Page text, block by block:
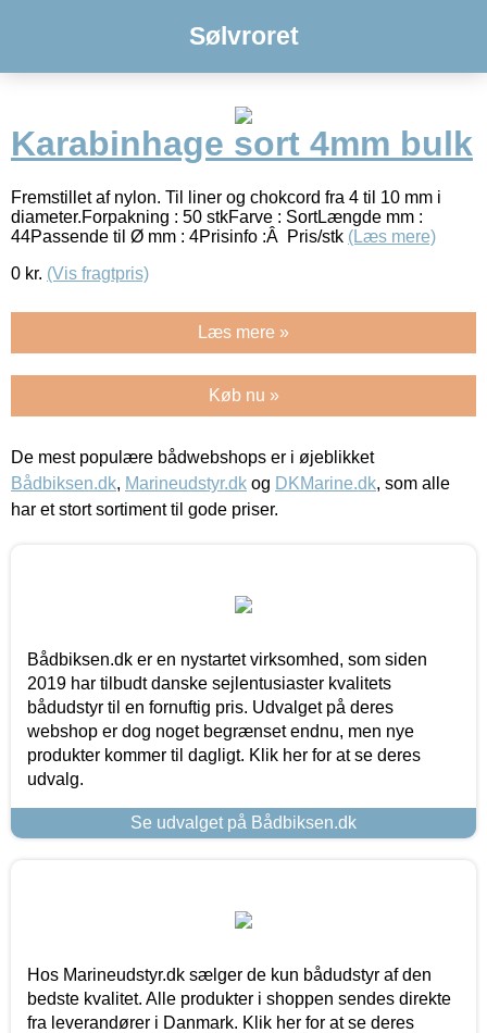
Sølvroret
Karabinhage sort 4mm bulk
Fremstillet af nylon. Til liner og chokcord fra 4 til 10 mm i
diameter.Forpakning : 50 stkFarve : SortLængde mm :
44Passende til Ø mm : 4Prisinfo :Â Pris/stk (Læs mere)
0 kr. (Vis fragtpris)
Læs mere »
Køb nu »
De mest populære bådwebshops er i øjeblikket
Bådbiksen.dk, Marineudstyr.dk og DKMarine.dk, som alle
har et stort sortiment til gode priser.
Bådbiksen.dk er en nystartet virksomhed, som siden
2019 har tilbudt danske sejlentusiaster kvalitets
bådudstyr til en fornuftig pris. Udvalget på deres
webshop er dog noget begrænset endnu, men nye
produkter kommer til dagligt. Klik her for at se deres
udvalg.
Se udvalget på Bådbiksen.dk
Hos Marineudstyr.dk sælger de kun bådudstyr af den
bedste kvalitet. Alle produkter i shoppen sendes direkte
fra leverandører i Danmark. Klik her for at se deres